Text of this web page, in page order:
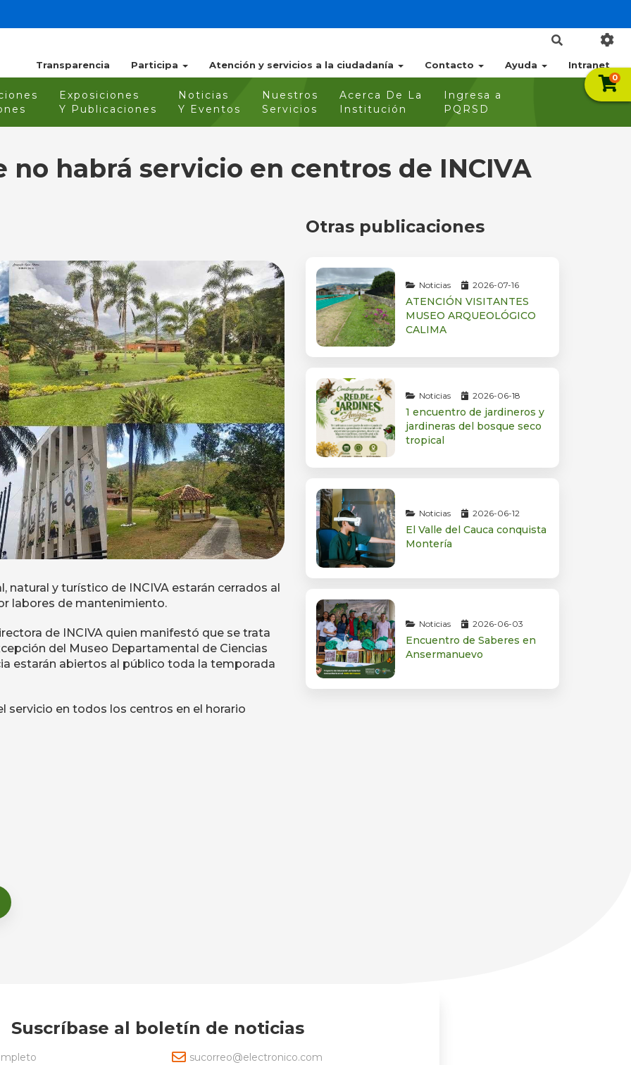
Transparencia Participa Atención y servicios a la ciudadanía Contacto Ayuda Intranet
Exposiciones
Y Publicaciones
Noticias
Y Eventos
Nuestros
Servicios
Acerca De La
Institución
Ingresa a
PQRSD
0
no habrá servicio en centros de INCIVA
y turístico de INCIVA estarán cerrados al
labores de mantenimiento.
de INCIVA quien manifestó que se trata
del Museo Departamental de Ciencias
estarán abiertos al público toda la temporada
servicio en todos los centros en el horario
Otras publicaciones
Noticias 2026-07-16
ATENCIÓN VISITANTES
MUSEO ARQUEOLÓGICO
CALIMA
Noticias 2026-06-18
1 encuentro de jardineros y
jardineras del bosque seco
tropical
Noticias 2026-06-12
El Valle del Cauca conquista
Montería
Noticias 2026-06-03
Encuentro de Saberes en
Ansermanuevo
Suscríbase al boletín de noticias